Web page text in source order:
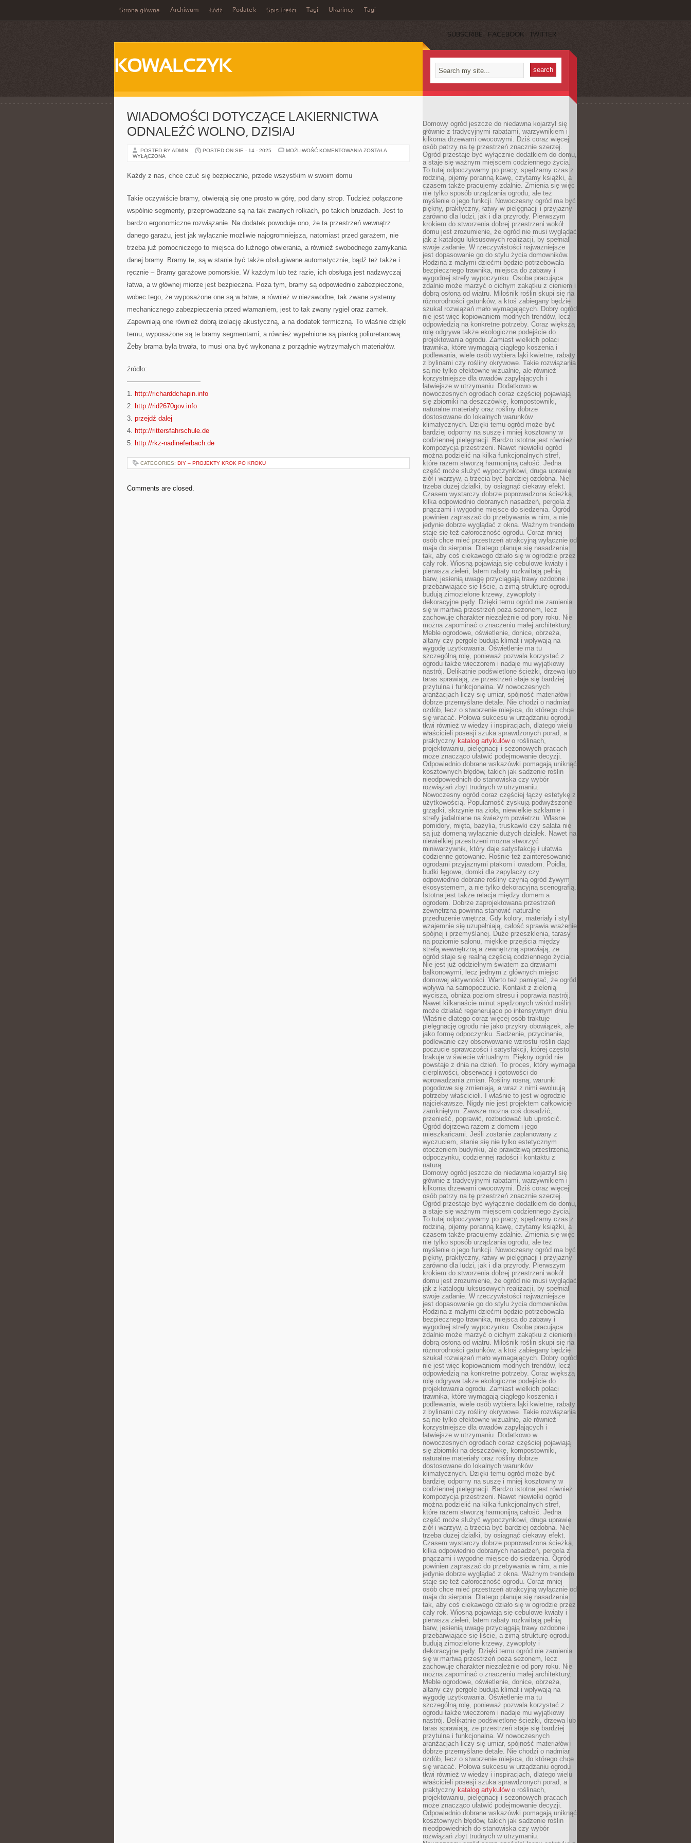
Strona główna Archiwum Łódź Podatek Spis Treści Tagi Ukarincy Tagi
SUBSCRIBE FACEBOOK TWITTER
KOWALCZYK
WIADOMOŚCI DOTYCZĄCE LAKIERNICTWA
ODNALEŹĆ WOLNO, DZISIAJ
POSTED BY ADMIN POSTED ON SIE - 14 - 2025 MOŻLIWOŚĆ KOMENTOWANIA WIADOMOŚCI
ZOSTAŁA
WYŁĄCZONA
Każdy z nas, chce czuć się bezpiecznie, przede wszystkim w swoim domu
Takie oczywiście bramy, otwierają się one prosto w górę, pod dany strop. Tudzież połączone
wspólnie segmenty, przeprowadzane są na tak zwanych rolkach, po takich bruzdach. Jest to
bardzo ergonomiczne rozwiązanie. Na dodatek powoduje ono, że ta przestrzeń wewnątrz
danego garażu, jest jak wyłącznie możliwie najogromniejsza, natomiast przed garażem, nie
trzeba już pomocniczego to miejsca do luźnego otwierania, a również swobodnego zamykania
danej bramy. Bramy te, są w stanie być także obsługiwane automatycznie, bądź też także i
ręcznie – Bramy garażowe pomorskie. W każdym lub też razie, ich obsługa jest nadzwyczaj
łatwa, a w głównej mierze jest bezpieczna. Poza tym, bramy są odpowiednio zabezpieczone,
wobec tego, że wyposażone one są w łatwe, a również w niezawodne, tak zwane systemy
mechanicznego zabezpieczenia przed włamaniem, jest to tak zwany rygiel oraz zamek.
Zapewniają one również dobrą izolację akustyczną, a na dodatek termiczną. To właśnie dzięki
temu, wyposażone są te bramy segmentami, a również wypełnione są pianką poliuretanową.
Żeby brama była trwała, to musi ona być wykonana z porządnie wytrzymałych materiałów.
źródło:
———————————
1. http://richarddchapin.info
2. http://rid2670gov.info
3. przejdź dalej
4. http://rittersfahrschule.de
5. http://rkz-nadineferbach.de
CATEGORIES: DIY – PROJEKTY KROK PO KROKU
Comments are closed.
Domowy ogród jeszcze do niedawna kojarzył się
głównie z tradycyjnymi rabatami, warzywnikiem i
kilkoma drzewami owocowymi. Dziś coraz więcej
osób patrzy na tę przestrzeń znacznie szerzej.
Ogród przestaje być wyłącznie dodatkiem do domu,
a staje się ważnym miejscem codziennego życia.
To tutaj odpoczywamy po pracy, spędzamy czas z
rodziną, pijemy poranną kawę, czytamy książki, a
czasem także pracujemy zdalnie. Zmienia się więc
nie tylko sposób urządzania ogrodu, ale też
myślenie o jego funkcji. Nowoczesny ogród ma być
piękny, praktyczny, łatwy w pielęgnacji i przyjazny
zarówno dla ludzi, jak i dla przyrody. Pierwszym
krokiem do stworzenia dobrej przestrzeni wokół
domu jest zrozumienie, że ogród nie musi wyglądać
jak z katalogu luksusowych realizacji, by spełniał
swoje zadanie. W rzeczywistości najważniejsze
jest dopasowanie go do stylu życia domowników.
Rodzina z małymi dziećmi będzie potrzebowała
bezpiecznego trawnika, miejsca do zabawy i
wygodnej strefy wypoczynku. Osoba pracująca
zdalnie może marzyć o cichym zakątku z cieniem i
dobrą osłoną od wiatru. Miłośnik roślin skupi się na
różnorodności gatunków, a ktoś zabiegany będzie
szukał rozwiązań mało wymagających. Dobry ogród
nie jest więc kopiowaniem modnych trendów, lecz
odpowiedzią na konkretne potrzeby. Coraz większą
rolę odgrywa także ekologiczne podejście do
projektowania ogrodu. Zamiast wielkich połaci
trawnika, które wymagają ciągłego koszenia i
podlewania, wiele osób wybiera łąki kwietne, rabaty
z bylinami czy rośliny okrywowe. Takie rozwiązania
są nie tylko efektowne wizualnie, ale również
korzystniejsze dla owadów zapylających i
łatwiejsze w utrzymaniu. Dodatkowo w
nowoczesnych ogrodach coraz częściej pojawiają
się zbiorniki na deszczówkę, kompostowniki,
naturalne materiały oraz rośliny dobrze
dostosowane do lokalnych warunków
klimatycznych. Dzięki temu ogród może być
bardziej odporny na suszę i mniej kosztowny w
codziennej pielęgnacji. Bardzo istotna jest również
kompozycja przestrzeni. Nawet niewielki ogród
można podzielić na kilka funkcjonalnych stref,
które razem stworzą harmonijną całość. Jedna
część może służyć wypoczynkowi, druga uprawie
ziół i warzyw, a trzecia być bardziej ozdobna. Nie
trzeba dużej działki, by osiągnąć ciekawy efekt.
Czasem wystarczy dobrze poprowadzona ścieżka,
kilka odpowiednio dobranych nasadzeń, pergola z
pnączami i wygodne miejsce do siedzenia. Ogród
powinien zapraszać do przebywania w nim, a nie
jedynie dobrze wyglądać z okna. Ważnym trendem
staje się też całoroczność ogrodu. Coraz mniej
osób chce mieć przestrzeń atrakcyjną wyłącznie od
maja do sierpnia. Dlatego planuje się nasadzenia
tak, aby coś ciekawego działo się w ogrodzie przez
cały rok. Wiosną pojawiają się cebulowe kwiaty i
pierwsza zieleń, latem rabaty rozkwitają pełnią
barw, jesienią uwagę przyciągają trawy ozdobne i
przebarwiające się liście, a zimą strukturę ogrodu
budują zimozielone krzewy, żywopłoty i
dekoracyjne pędy. Dzięki temu ogród nie zamienia
się w martwą przestrzeń poza sezonem, lecz
zachowuje charakter niezależnie od pory roku. Nie
można zapominać o znaczeniu małej architektury.
Meble ogrodowe, oświetlenie, donice, obrzeża,
altany czy pergole budują klimat i wpływają na
wygodę użytkowania. Oświetlenie ma tu
szczególną rolę, ponieważ pozwala korzystać z
ogrodu także wieczorem i nadaje mu wyjątkowy
nastrój. Delikatnie podświetlone ścieżki, drzewa lub
taras sprawiają, że przestrzeń staje się bardziej
przytulna i funkcjonalna. W nowoczesnych
aranżacjach liczy się umiar, spójność materiałów i
dobrze przemyślane detale. Nie chodzi o nadmiar
ozdób, lecz o stworzenie miejsca, do którego chce
się wracać. Połowa sukcesu w urządzaniu ogrodu
tkwi również w wiedzy i inspiracjach, dlatego wielu
właścicieli posesji szuka sprawdzonych porad, a
praktyczny katalog artykułówo roślinach,
projektowaniu, pielęgnacji i sezonowych pracach
może znacząco ułatwić podejmowanie decyzji.
Odpowiednio dobrane wskazówki pomagają uniknąć
kosztownych błędów, takich jak sadzenie roślin
nieodpowiednich do stanowiska czy wybór
rozwiązań zbyt trudnych w utrzymaniu.
Nowoczesny ogród coraz częściej łączy estetykę z
użytkowością. Popularność zyskują podwyższone
grządki, skrzynie na zioła, niewielkie szklarnie i
strefy jadalniane na świeżym powietrzu. Własne
pomidory, mięta, bazylia, truskawki czy sałata nie
są już domeną wyłącznie dużych działek. Nawet na
niewielkiej przestrzeni można stworzyć
miniwarzywnik, który daje satysfakcję i ułatwia
codzienne gotowanie. Rośnie też zainteresowanie
ogrodami przyjaznymi ptakom i owadom. Poidła,
budki lęgowe, domki dla zapylaczy czy
odpowiednio dobrane rośliny czynią ogród żywym
ekosystemem, a nie tylko dekoracyjną scenografią.
Istotna jest także relacja między domem a
ogrodem. Dobrze zaprojektowana przestrzeń
zewnętrzna powinna stanowić naturalne
przedłużenie wnętrza. Gdy kolory, materiały i styl
wzajemnie się uzupełniają, całość sprawia wrażenie
spójnej i przemyślanej. Duże przeszklenia, tarasy
na poziomie salonu, miękkie przejścia między
strefą wewnętrzną a zewnętrzną sprawiają, że
ogród staje się realną częścią codziennego życia.
Nie jest już oddzielnym światem za drzwiami
balkonowymi, lecz jednym z głównych miejsc
domowej aktywności. Warto też pamiętać, że ogród
wpływa na samopoczucie. Kontakt z zielenią
wycisza, obniża poziom stresu i poprawia nastrój.
Nawet kilkanaście minut spędzonych wśród roślin
może działać regenerująco po intensywnym dniu.
Właśnie dlatego coraz więcej osób traktuje
pielęgnację ogrodu nie jako przykry obowiązek, ale
jako formę odpoczynku. Sadzenie, przycinanie,
podlewanie czy obserwowanie wzrostu roślin daje
poczucie sprawczości i satysfakcji, której często
brakuje w świecie wirtualnym. Piękny ogród nie
powstaje z dnia na dzień. To proces, który wymaga
cierpliwości, obserwacji i gotowości do
wprowadzania zmian. Rośliny rosną, warunki
pogodowe się zmieniają, a wraz z nimi ewoluują
potrzeby właścicieli. I właśnie to jest w ogrodzie
najciekawsze. Nigdy nie jest projektem całkowicie
zamkniętym. Zawsze można coś dosadzić,
przenieść, poprawić, rozbudować lub uprościć.
Ogród dojrzewa razem z domem i jego
mieszkańcami. Jeśli zostanie zaplanowany z
wyczuciem, stanie się nie tylko estetycznym
otoczeniem budynku, ale prawdziwą przestrzenią
odpoczynku, codziennej radości i kontaktu z
naturą.
Domowy ogród jeszcze do niedawna kojarzył się
głównie z tradycyjnymi rabatami, warzywnikiem i
kilkoma drzewami owocowymi. Dziś coraz więcej
osób patrzy na tę przestrzeń znacznie szerzej.
Ogród przestaje być wyłącznie dodatkiem do domu,
a staje się ważnym miejscem codziennego życia.
To tutaj odpoczywamy po pracy, spędzamy czas z
rodziną, pijemy poranną kawę, czytamy książki, a
czasem także pracujemy zdalnie. Zmienia się więc
nie tylko sposób urządzania ogrodu, ale też
myślenie o jego funkcji. Nowoczesny ogród ma być
piękny, praktyczny, łatwy w pielęgnacji i przyjazny
zarówno dla ludzi, jak i dla przyrody. Pierwszym
krokiem do stworzenia dobrej przestrzeni wokół
domu jest zrozumienie, że ogród nie musi wyglądać
jak z katalogu luksusowych realizacji, by spełniał
swoje zadanie. W rzeczywistości najważniejsze
jest dopasowanie go do stylu życia domowników.
Rodzina z małymi dziećmi będzie potrzebowała
bezpiecznego trawnika, miejsca do zabawy i
wygodnej strefy wypoczynku. Osoba pracująca
zdalnie może marzyć o cichym zakątku z cieniem i
dobrą osłoną od wiatru. Miłośnik roślin skupi się na
różnorodności gatunków, a ktoś zabiegany będzie
szukał rozwiązań mało wymagających. Dobry ogród
nie jest więc kopiowaniem modnych trendów, lecz
odpowiedzią na konkretne potrzeby. Coraz większą
rolę odgrywa także ekologiczne podejście do
projektowania ogrodu. Zamiast wielkich połaci
trawnika, które wymagają ciągłego koszenia i
podlewania, wiele osób wybiera łąki kwietne, rabaty
z bylinami czy rośliny okrywowe. Takie rozwiązania
są nie tylko efektowne wizualnie, ale również
korzystniejsze dla owadów zapylających i
łatwiejsze w utrzymaniu. Dodatkowo w
nowoczesnych ogrodach coraz częściej pojawiają
się zbiorniki na deszczówkę, kompostowniki,
naturalne materiały oraz rośliny dobrze
dostosowane do lokalnych warunków
klimatycznych. Dzięki temu ogród może być
bardziej odporny na suszę i mniej kosztowny w
codziennej pielęgnacji. Bardzo istotna jest również
kompozycja przestrzeni. Nawet niewielki ogród
można podzielić na kilka funkcjonalnych stref,
które razem stworzą harmonijną całość. Jedna
część może służyć wypoczynkowi, druga uprawie
ziół i warzyw, a trzecia być bardziej ozdobna. Nie
trzeba dużej działki, by osiągnąć ciekawy efekt.
Czasem wystarczy dobrze poprowadzona ścieżka,
kilka odpowiednio dobranych nasadzeń, pergola z
pnączami i wygodne miejsce do siedzenia. Ogród
powinien zapraszać do przebywania w nim, a nie
jedynie dobrze wyglądać z okna. Ważnym trendem
staje się też całoroczność ogrodu. Coraz mniej
osób chce mieć przestrzeń atrakcyjną wyłącznie od
maja do sierpnia. Dlatego planuje się nasadzenia
tak, aby coś ciekawego działo się w ogrodzie przez
cały rok. Wiosną pojawiają się cebulowe kwiaty i
pierwsza zieleń, latem rabaty rozkwitają pełnią
barw, jesienią uwagę przyciągają trawy ozdobne i
przebarwiające się liście, a zimą strukturę ogrodu
budują zimozielone krzewy, żywopłoty i
dekoracyjne pędy. Dzięki temu ogród nie zamienia
się w martwą przestrzeń poza sezonem, lecz
zachowuje charakter niezależnie od pory roku. Nie
można zapominać o znaczeniu małej architektury.
Meble ogrodowe, oświetlenie, donice, obrzeża,
altany czy pergole budują klimat i wpływają na
wygodę użytkowania. Oświetlenie ma tu
szczególną rolę, ponieważ pozwala korzystać z
ogrodu także wieczorem i nadaje mu wyjątkowy
nastrój. Delikatnie podświetlone ścieżki, drzewa lub
taras sprawiają, że przestrzeń staje się bardziej
przytulna i funkcjonalna. W nowoczesnych
aranżacjach liczy się umiar, spójność materiałów i
dobrze przemyślane detale. Nie chodzi o nadmiar
ozdób, lecz o stworzenie miejsca, do którego chce
się wracać. Połowa sukcesu w urządzaniu ogrodu
tkwi również w wiedzy i inspiracjach, dlatego wielu
właścicieli posesji szuka sprawdzonych porad, a
praktyczny katalog artykułówo roślinach,
projektowaniu, pielęgnacji i sezonowych pracach
może znacząco ułatwić podejmowanie decyzji.
Odpowiednio dobrane wskazówki pomagają uniknąć
kosztownych błędów, takich jak sadzenie roślin
nieodpowiednich do stanowiska czy wybór
rozwiązań zbyt trudnych w utrzymaniu.